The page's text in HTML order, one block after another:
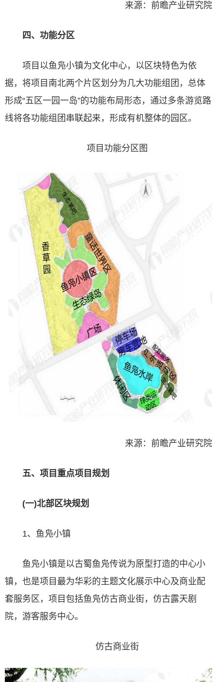
来源：前瞻产业研究院
四、功能分区
项目以鱼凫小镇为文化中心，以区块特色为依
据，将项目南北两个片区划分为几大功能组团，总体
形成“五区一园一岛”的功能布局形态，通过多条游览路
线将各功能组团串联起来，形成有机整体的园区。
项目功能分区图
来源：前瞻产业研究院
五、项目重点项目规划
(一)北部区块规划
1、鱼凫小镇
鱼凫小镇是以古蜀鱼凫传说为原型打造的中心小
镇，也是项目最为华彩的主题文化展示中心及商业配
套服务区，项目包括鱼凫仿古商业街，仿古露天剧
院，游客服务中心。
仿古商业街